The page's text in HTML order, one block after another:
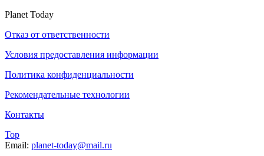
Planet Today
Отказ от ответственности
Условия предоставления информации
Политика конфиденциальности
Рекомендательные технологии
Контакты
Top
Email: planet-today@mail.ru